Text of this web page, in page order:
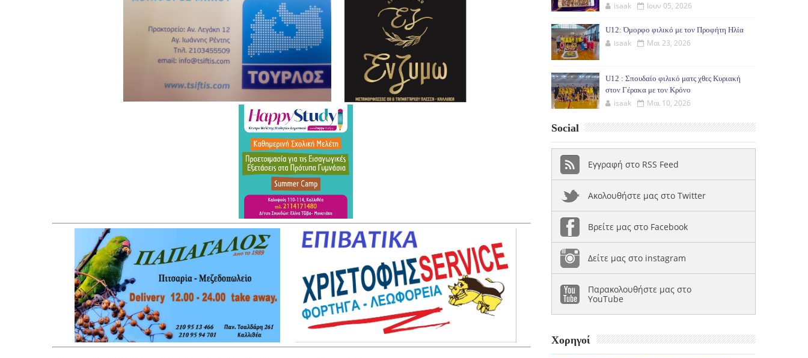
isaak Ιουν 05, 2026
U12: Όμορφο φιλικό με τον Προφήτη Ηλία
isaak Μαι 23, 2026
U12 : Σπουδαίο φιλικό ματς χθες Κυριακή
στον Γέρακα με τον Κρόνο
isaak Μαι 10, 2026
Social
Εγγραφή στο RSS Feed
Ακολουθήστε μας στο Twitter
Βρείτε μας στο Facebook
Δείτε μας στο instagram
Παρακολουθήστε μας στο
YouTube
Χορηγοί